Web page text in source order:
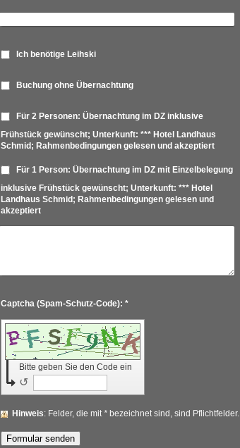
Ich benötige Leihski
Buchung ohne Übernachtung
Für 2 Personen: Übernachtung im DZ inklusive
Frühstück gewünscht; Unterkunft: *** Hotel Landhaus
Schmid; Rahmenbedingungen gelesen und akzeptiert
Für 1 Person: Übernachtung im DZ mit Einzelbelegung
inklusive Frühstück gewünscht; Unterkunft: *** Hotel
Landhaus Schmid; Rahmenbedingungen gelesen und
akzeptiert
Captcha (Spam-Schutz-Code): *
Bitte geben Sie den Code ein
↺
Hinweis : Felder, die mit *bezeichnet sind, sind Pflichtfelder.